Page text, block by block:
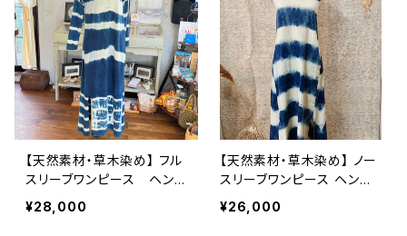
【天然素材・草木染め】 フル
スリーブワンピース ヘンプ
コットン
¥28,000
【天然素材・草木染め】 ノー
スリーブワンピース ヘンプ
オーガニックコットン
¥26,000